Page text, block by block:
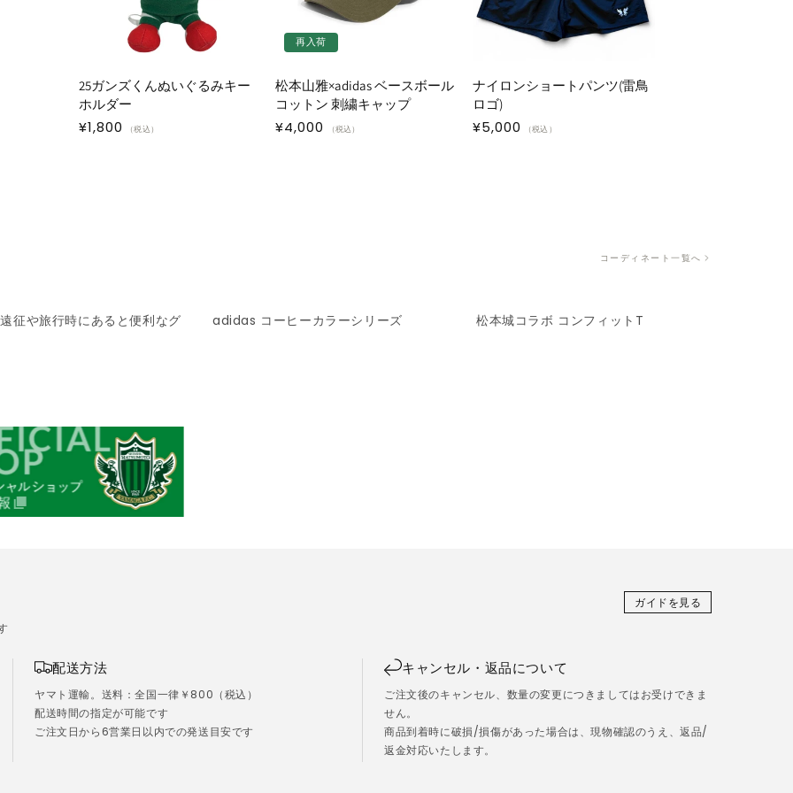
25ガンズくんぬいぐるみキー
ホルダー
通
¥1,800 （税込）
再入荷
松本山雅×adidas ベースボール
コットン 刺繍キャップ
通
¥4,000 （税込）
ナイロンショートパンツ(雷鳥
ロゴ)
通
¥5,000 （税込）
コーディネート一覧へ
征や旅行時にあると便利なグ adidas コーヒーカラーシリーズ 松本城コラボ コンフィットT
ガイドを見る
配送方法
ヤマト運輸。送料：全国一律￥800（税込）
配送時間の指定が可能です
ご注文日から6営業日以内での発送目安です
キャンセル・返品について
ご注文後のキャンセル、数量の変更につきましてはお受けできま
せん。
商品到着時に破損/損傷があった場合は、現物確認のうえ、返品/
返金対応いたします。